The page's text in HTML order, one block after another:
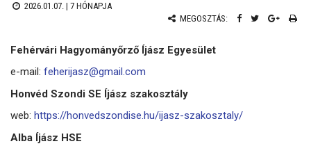
2026.01.07. | 7 HÓNAPJA
MEGOSZTÁS:
Fehérvári Hagyományőrző Íjász Egyesület
e-mail: feherijasz@gmail.com
Honvéd Szondi SE Íjász szakosztály
web: https://honvedszondise.hu/ijasz-szakosztaly/
Alba Íjász HSE